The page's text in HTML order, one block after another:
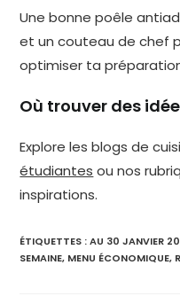
Une bonne poêle
et un couteau de chef
optimiser ta
Où trouver des
Explore les blogs de
étudiantes ou nos
inspirations.
ÉTIQUETTES :AU 30 JANVIER
SEMAINE, MENU ÉCONOMIQUE,